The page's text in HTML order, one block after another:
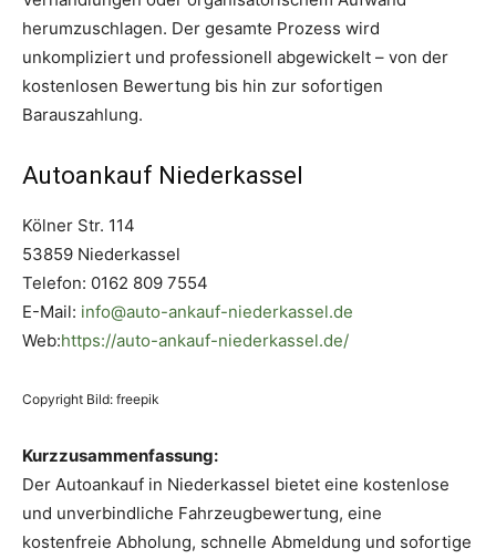
herumzuschlagen. Der gesamte Prozess wird
unkompliziert und professionell abgewickelt – von der
kostenlosen Bewertung bis hin zur sofortigen
Barauszahlung.
Autoankauf Niederkassel
Kölner Str. 114
53859 Niederkassel
Telefon: 0162 809 7554
E-Mail: info@auto-ankauf-niederkassel.de
Web:https://auto-ankauf-niederkassel.de/
Copyright Bild: freepik
Kurzzusammenfassung:
Der Autoankauf in Niederkassel bietet eine kostenlose
und unverbindliche Fahrzeugbewertung, eine
kostenfreie Abholung, schnelle Abmeldung und sofortige